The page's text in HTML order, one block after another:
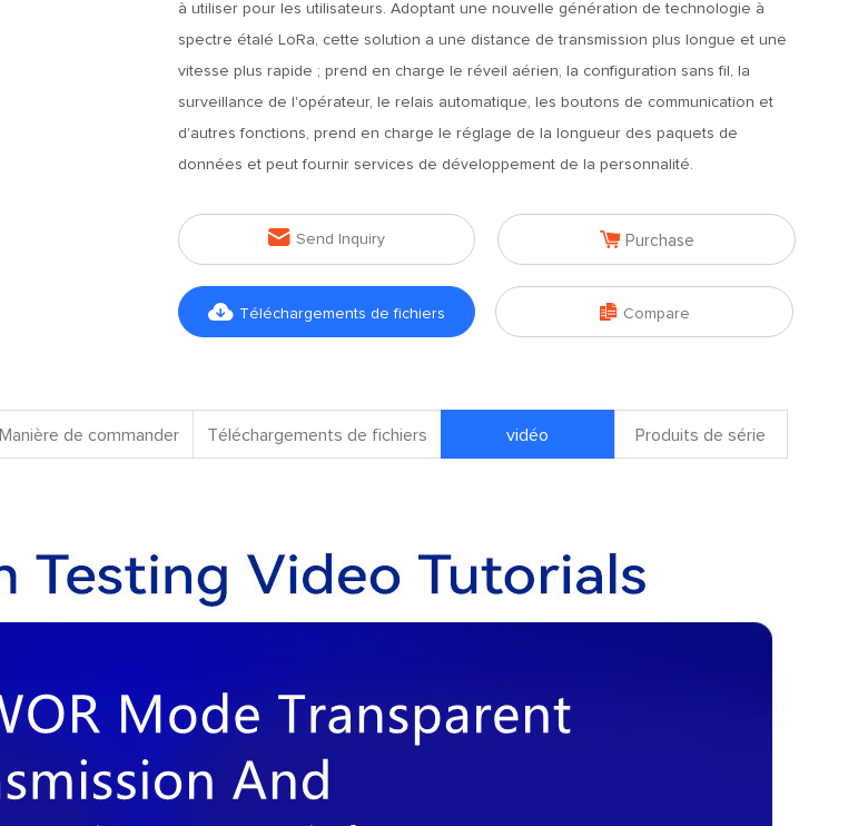
à utiliser pour les utilisateurs. Adoptant une nouvelle génération de technologie à
spectre étalé LoRa, cette solution a une distance de transmission plus longue et une
vitesse plus rapide ; prend en charge le réveil aérien, la configuration sans fil, la
surveillance de l'opérateur, le relais automatique, les boutons de communication et
d'autres fonctions, prend en charge le réglage de la longueur des paquets de
données et peut fournir services de développement de la personnalité.
 Send Inquiry  Purchase
 Téléchargements de fichiers  Compare
Manière de commander Téléchargements de fichiers vidéo Produits de série